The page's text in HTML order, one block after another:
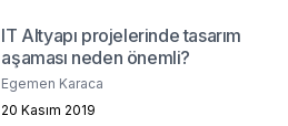
IT Altyapı projelerinde tasarım
aşaması neden önemli?
Egemen Karaca
20 Kasım 2019